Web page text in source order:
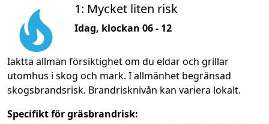
1: Mycket liten risk
Idag, klockan 06 - 12
Iaktta allmän försiktighet om du eldar och grillar
utomhus i skog och mark. I allmänhet begränsad
skogsbrandsrisk. Brandrisknivån kan variera lokalt.
Specifikt för gräsbrandrisk: